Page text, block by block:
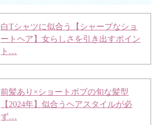
白Tシャツに似合う【シャープなショ
ートヘア】女らしさを引き出すポイン
ト…
前髪あり×ショートボブの旬な髪型
【2024年】似合うヘアスタイルが必
ず…